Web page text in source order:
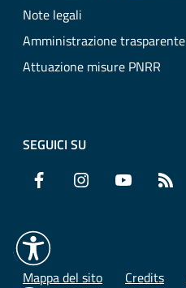
Note legali
Amministrazione trasparente
Attuazione misure PNRR
SEGUICI SU
Facebook Instagram YouTube
Mappa del sito Credits